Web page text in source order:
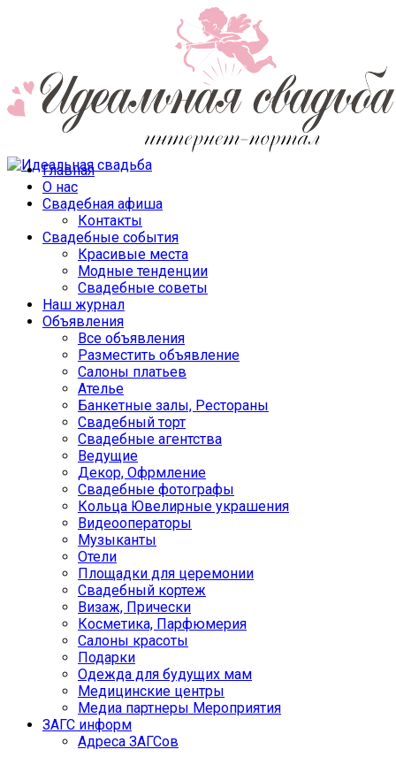
Главная
О нас
Свадебная афиша
Контакты
Свадебные события
Красивые места
Модные тенденции
Свадебные советы
Наш журнал
Объявления
Все объявления
Разместить объявление
Салоны платьев
Ателье
Банкетные залы, Рестораны
Свадебный торт
Свадебные агентства
Ведущие
Декор, Офрмление
Свадебные фотографы
Кольца Ювелирные украшения
Видеооператоры
Музыканты
Отели
Площадки для церемонии
Свадебный кортеж
Визаж, Прически
Косметика, Парфюмерия
Салоны красоты
Подарки
Одежда для будущих мам
Медицинские центры
Медиа партнеры Мероприятия
ЗАГС информ
Адреса ЗАГСов